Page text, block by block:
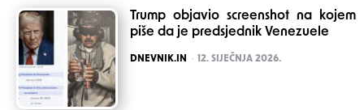
Trump objavio screenshot na kojem
piše da je predsjednik Venezuele
POSTED
DNEVNIK.IN 12. SIJEČNJA 2026.